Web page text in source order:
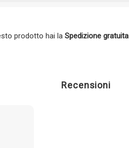
prodotto hai la Spedizione gratuita
Recensioni